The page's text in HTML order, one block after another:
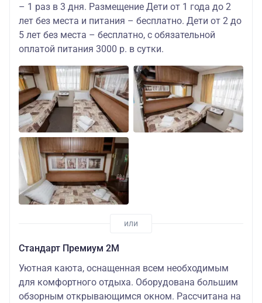
– 1 раз в 3 дня. Размещение Дети от 1 года до 2
лет без места и питания – бесплатно. Дети от 2 до
5 лет без места – бесплатно, с обязательной
оплатой питания 3000 р. в сутки.
Стандарт Премиум 2М
Уютная каюта, оснащенная всем необходимым
для комфортного отдыха. Оборудована большим
обзорным открывающимся окном. Рассчитана на